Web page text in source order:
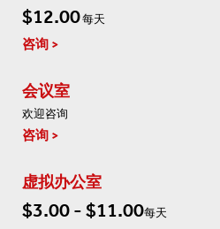
$12.00每天
咨询
会议室
欢迎咨询
咨询
虚拟办公室
$3.00 - $11.00每天